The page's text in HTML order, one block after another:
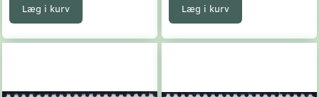
Læg i kurv Læg i kurv